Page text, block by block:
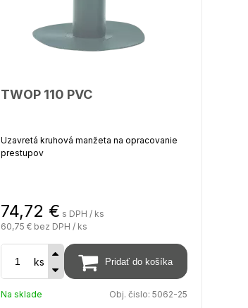
TWOP 110 PVC
Uzavretá kruhová manžeta na opracovanie
prestupov
priemer tvarovky - 200 mm
výška manžety - 150 mm
(približne RAL 7047)
74,72 € s DPH / ks
60,75 € bez DPH / ks
ks
Na sklade Obj. čislo: 5062-25